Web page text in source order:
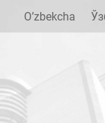
O’zbekcha